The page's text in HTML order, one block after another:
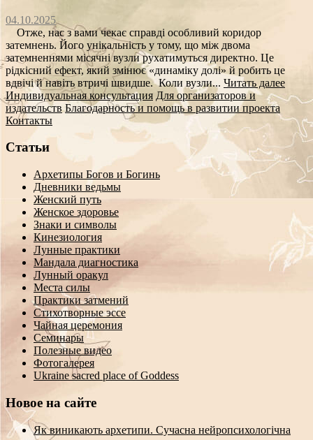
04.10.2025
Отже, нас з вами чекає справді особливий коридор
затемнень. Його унікальність у тому, що між двома
затемненнями місячні вузли рухатимуться директно. Це
рідкісний ефект, який змінює «динаміку долі» й робить це
вдвічі й навіть втричі швидше. Коли вузли... Читать далее
Индивидуальная консультация Для организаторов и
издательств Благодарность и помощь в развитии проекта
Контакты
Статьи
Архетипы Богов и Богинь
Дневники ведьмы
Женский путь
Женское здоровье
Знаки и символы
Кинезиология
Лунные практики
Мандала диагностика
Лунный оракул
Места силы
Практики затмений
Стихотворные эссе
Чайная церемония
Семинары
Полезные видео
Фотогалерея
Ukraine sacred place of Goddess
Новое на сайте
Як виникають архетипи. Сучасна нейропсихологічна